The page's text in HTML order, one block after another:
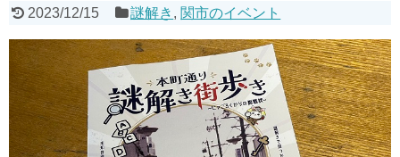
2023/12/15 謎解き , 関市のイベント